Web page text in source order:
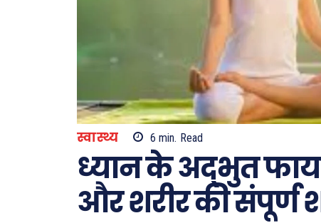
स्वास्थ्य 6 min. Read
ध्यान के अद्भुत
और शरीर की संपूर्ण